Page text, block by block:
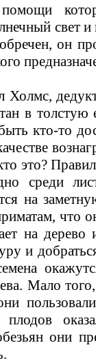
свет
он
Холмс,
в
кто-то
это?
среди
на
что
на
и
Мало
плодов
они